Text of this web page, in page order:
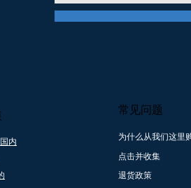
友好的 本
& 为新司机
内
常见问题
为什么从我们这里
点击并收集
退货政策